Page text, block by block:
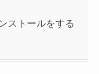
ストールをする